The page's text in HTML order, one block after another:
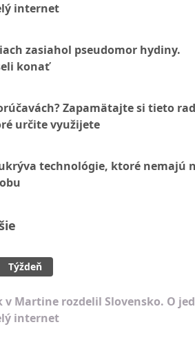
internet
zasiahol pseudomor hydiny.
konať
Zapamätajte si tieto
určite využijete
technológie, ktoré nemajú
Týždeň
v Martine rozdelil Slovensko. O
internet